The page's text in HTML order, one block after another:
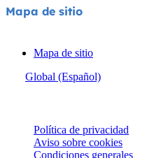
Mapa de sitio
Mapa de sitio
Global (Español)
Política de privacidad
Aviso sobre cookies
Condiciones generales